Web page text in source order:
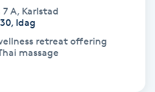
A, Karlstad
Idag
retreat offering
massage